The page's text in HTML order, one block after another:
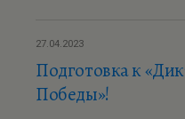
27.04.2023
Подготовка к
Победы»!